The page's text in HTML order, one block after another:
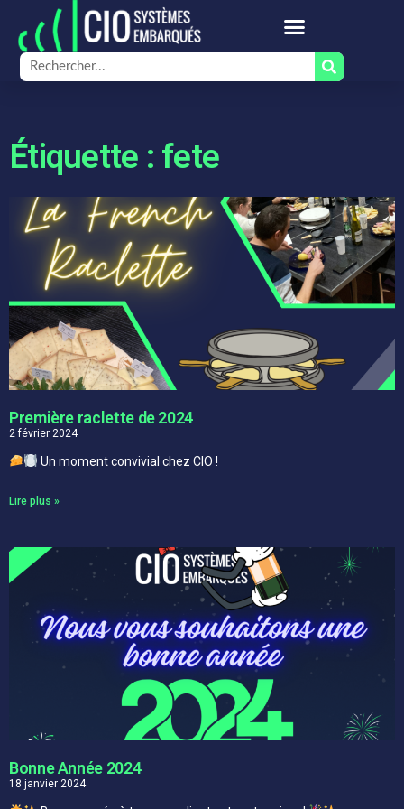
Étiquette : fete
Première raclette de 2024
2 février 2024
Un moment convivial chez CIO !
Lire plus »
Bonne Année 2024
18 janvier 2024